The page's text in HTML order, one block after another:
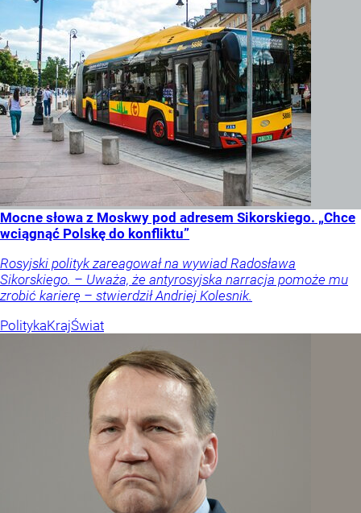
Mocne słowa z Moskwy pod adresem Sikorskiego. „Chce
wciągnąć Polskę do konfliktu”
Rosyjski polityk zareagował na wywiad Radosława
Sikorskiego. – Uważa, że antyrosyjska narracja pomoże mu
zrobić karierę – stwierdził Andriej Kolesnik.
PolitykaKrajŚwiat